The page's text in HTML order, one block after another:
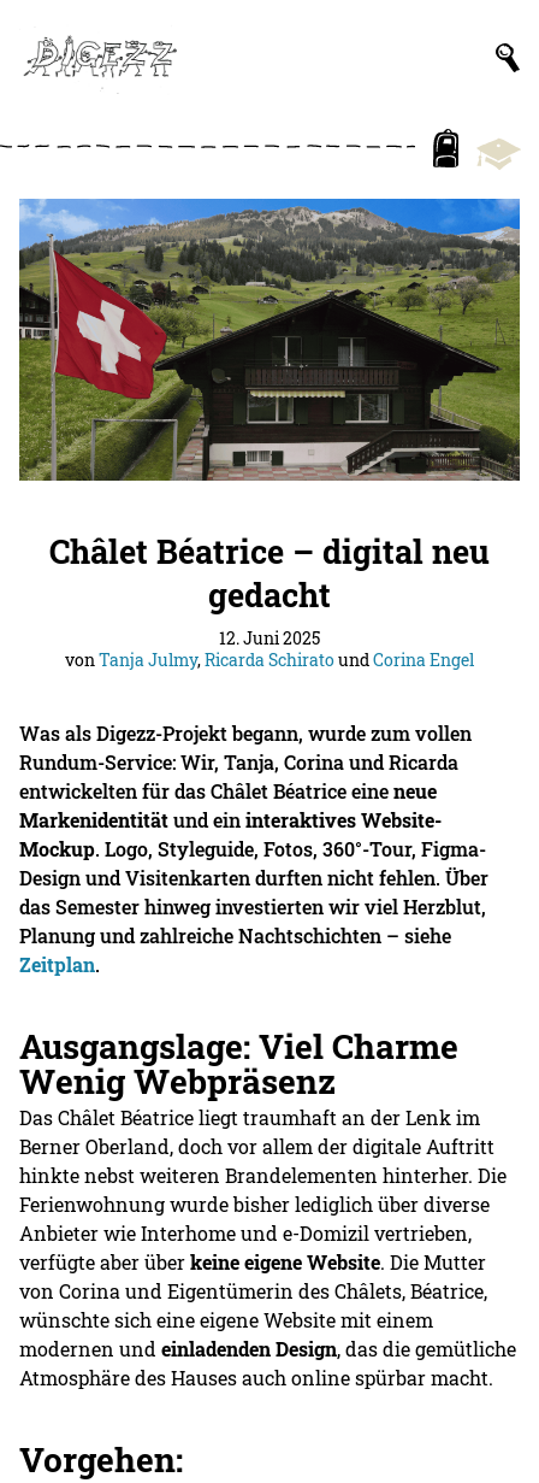
Châlet Béatrice – digital neu
gedacht
12. Juni 2025
vonTanja Julmy,Ricarda SchiratoundCorina Engel
Was als Digezz-Projekt begann, wurde zum vollen
Rundum-Service: Wir, Tanja, Corina und Ricarda
entwickelten für das Châlet Béatrice eineneue
Markenidentitätund eininteraktives Website-
Mockup. Logo, Styleguide, Fotos, 360°-Tour, Figma-
Design und Visitenkarten durften nicht fehlen. Über
das Semester hinweg investierten wir viel Herzblut,
Planung und zahlreiche Nachtschichten – siehe
Zeitplan.
Ausgangslage: Viel Charme
Wenig Webpräsenz
Das Châlet Béatrice liegt traumhaft an der Lenk im
Berner Oberland, doch vor allem der digitale Auftritt
hinkte nebst weiteren Brandelementen hinterher. Die
Ferienwohnung wurde bisher lediglich über diverse
Anbieter wie Interhome und e-Domizil vertrieben,
verfügte aber überkeine eigene Website. Die Mutter
von Corina und Eigentümerin des Châlets, Béatrice,
wünschte sich eine eigene Website mit einem
modernen undeinladenden Design, das die gemütliche
Atmosphäre des Hauses auch online spürbar macht.
Vorgehen: